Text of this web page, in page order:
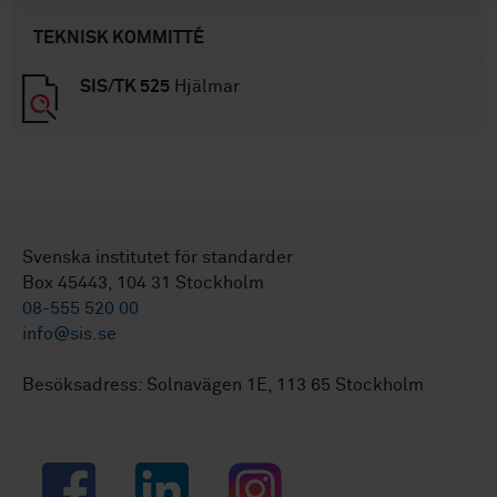
TEKNISK KOMMITTÉ
SIS/TK 525 Hjälmar
Svenska institutet för standarder
Box 45443, 104 31 Stockholm
08-555 520 00
info@sis.se
Besöksadress: Solnavägen 1E, 113 65 Stockholm
Facebook LinkedIn Instagram